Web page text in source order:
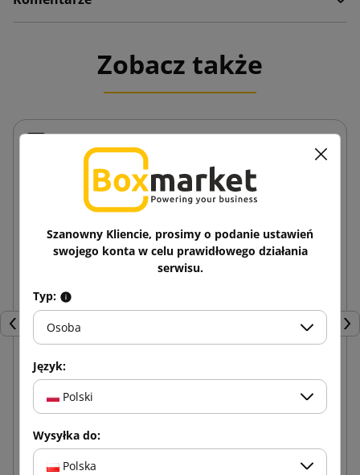
Zobacz także
Poprzedni
Koperty kurierskie Kangurki Przylgi C6
od brutto
Szanowny Kliencie, prosimy o podanie ustawień
swojego konta w celu prawidłowego działania
serwisu.
Typ:
Osoba
Język:
Polski
Wysyłka do:
Polska